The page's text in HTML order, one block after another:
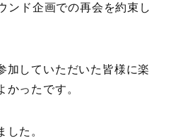
ンド企画での再会を約束し
加していただいた皆様に楽
かったです。
した。